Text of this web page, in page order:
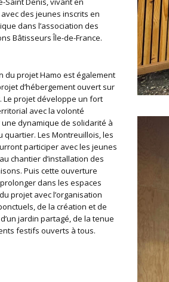
des jeunes inscrits en
dans l’association des
Bâtisseurs Île-de-France.
du projet Hamo est également
d’hébergement ouvert sur
Le projet développe un fort
avec la volonté
une dynamique de solidarité à
quartier. Les Montreuillois, les
participer avec les jeunes
chantier d’installation des
Puis cette ouverture
dans les espaces
projet avec l’organisation
de la création et de
jardin partagé, de la tenue
festifs ouverts à tous.